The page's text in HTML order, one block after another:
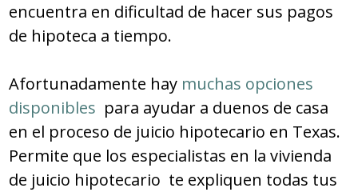
encuentra en dificultad de hacer sus pagos
de hipoteca a tiempo.
Afortunadamente hay muchas opciones
disponibles para ayudar a duenos de casa
en el proceso de juicio hipotecario en Texas.
Permite que los especialistas en la vivienda
de juicio hipotecario te expliquen todas tus